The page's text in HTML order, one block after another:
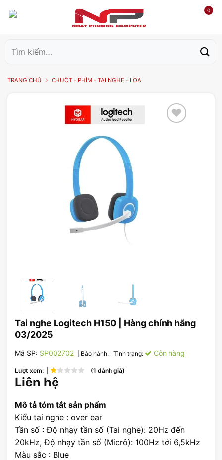
0
kiếm:
TRANG CHỦ CHUỘT - PHÍM - TAI NGHE - LOA
Tai nghe Logitech H150 | Hàng chính hãng
03/2025
Mã SP: SP002702 | Bảo hành: | Tình trạng: Còn hàng
Lượt xem: | (1 đánh giá)
Liên hệ
Mô tả tóm tắt sản phẩm
Kiểu tai nghe : over ear
Tần số : Độ nhạy tần số (Tai nghe): 20Hz đến
20kHz, Độ nhạy tần số (Micrô): 100Hz tới 6,5kHz
Màu sắc : Blue